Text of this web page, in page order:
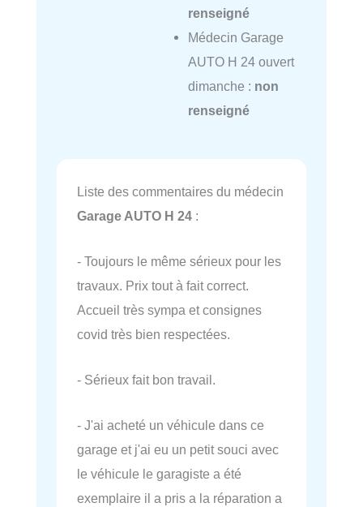
renseigné
Médecin Garage
AUTO H 24 ouvert
dimanche : non
renseigné
Liste des commentaires du médecin
Garage AUTO H 24 :
- Toujours le même sérieux pour les
travaux. Prix tout à fait correct.
Accueil très sympa et consignes
covid très bien respectées.
- Sérieux fait bon travail.
- J'ai acheté un véhicule dans ce
garage et j'ai eu un petit souci avec
le véhicule le garagiste a été
exemplaire il a pris a la réparation a